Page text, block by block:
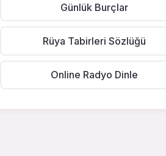
Günlük Burçlar
Rüya Tabirleri Sözlüğü
Online Radyo Dinle